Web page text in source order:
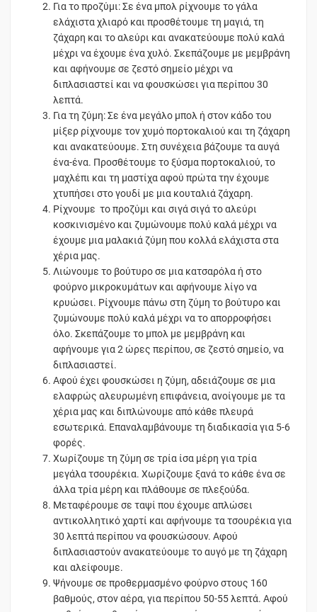
Για το προζύμι: Σε ένα μπολ ρίχνουμε το γάλα
ελάχιστα χλιαρό και προσθέτουμε τη μαγιά, τη
ζάχαρη και το αλεύρι και ανακατεύουμε πολύ καλά
μέχρι να έχουμε ένα χυλό. Σκεπάζουμε με μεμβράνη
και αφήνουμε σε ζεστό σημείο μέχρι να
διπλασιαστεί και να φουσκώσει για περίπου 30
λεπτά.
Για τη ζύμη: Σε ένα μεγάλο μπολ ή στον κάδο του
μίξερ ρίχνουμε τον χυμό πορτοκαλιού και τη ζάχαρη
και ανακατεύουμε. Στη συνέχεια βάζουμε τα αυγά
ένα-ένα. Προσθέτουμε το ξύσμα πορτοκαλιού, το
μαχλέπι και τη μαστίχα αφού πρώτα την έχουμε
χτυπήσει στο γουδί με μια κουταλιά ζάχαρη.
Ρίχνουμε το προζύμι και σιγά σιγά το αλεύρι
κοσκινισμένο και ζυμώνουμε πολύ καλά μέχρι να
έχουμε μια μαλακιά ζύμη που κολλά ελάχιστα στα
χέρια μας.
Λιώνουμε το βούτυρο σε μια κατσαρόλα ή στο
φούρνο μικροκυμάτων και αφήνουμε λίγο να
κρυώσει. Ρίχνουμε πάνω στη ζύμη το βούτυρο και
ζυμώνουμε πολύ καλά μέχρι να το απορροφήσει
όλο. Σκεπάζουμε το μπολ με μεμβράνη και
αφήνουμε για 2 ώρες περίπου, σε ζεστό σημείο, να
διπλασιαστεί.
Αφού έχει φουσκώσει η ζύμη, αδειάζουμε σε μια
ελαφρώς αλευρωμένη επιφάνεια, ανοίγουμε με τα
χέρια μας και διπλώνουμε από κάθε πλευρά
εσωτερικά. Επαναλαμβάνουμε τη διαδικασία για 5-6
φορές.
Χωρίζουμε τη ζύμη σε τρία ίσα μέρη για τρία
μεγάλα τσουρέκια. Χωρίζουμε ξανά το κάθε ένα σε
άλλα τρία μέρη και πλάθουμε σε πλεξούδα.
Μεταφέρουμε σε ταψί που έχουμε απλώσει
αντικολλητικό χαρτί και αφήνουμε τα τσουρέκια για
30 λεπτά περίπου να φουσκώσουν. Αφού
διπλασιαστούν ανακατεύουμε το αυγό με τη ζάχαρη
και αλείφουμε.
Ψήνουμε σε προθερμασμένο φούρνο στους 160
βαθμούς, στον αέρα, για περίπου 50-55 λεπτά. Αφού